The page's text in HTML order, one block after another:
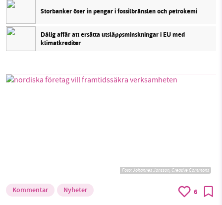
Storbanker öser in pengar i fossilbränslen och petrokemi
Dålig affär att ersätta utsläppsminskningar i EU med
klimatkrediter
Foto:Johannes Jansson, Creative Commons
Kommentar Nyheter 6